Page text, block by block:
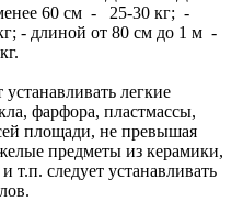
60 см - 25-30 кг; -
- длиной от 80 см до 1 м -
легкие
фарфора, пластмассы,
площади, не превышая
предметы из керамики,
т.п. следует устанавливать